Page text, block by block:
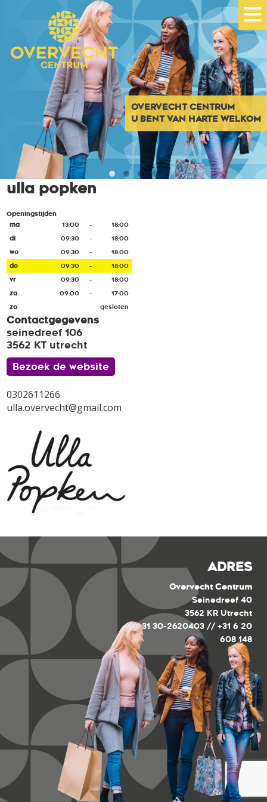
OVERVECHT CENTRUM
U BENT VAN HARTE WELKOM
ulla popken
Openingstijden
ma
13:00 -
18:00
di
09:30 -
18:00
wo
09:30 -
18:00
do
09:30 -
18:00
vr
09:30 -
18:00
za
09:00 -
17:00
zo
gesloten
Contactgegevens
seinedreef 106
3562 KT utrecht
Bezoek de website
0302611266
ulla.overvecht@gmail.com
ADRES
Overvecht Centrum
Seinedreef 40
3562 KR Utrecht
+31 30-2620403 // +31 6 20
608 148